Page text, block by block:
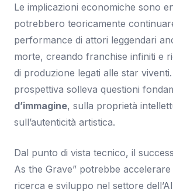
Le implicazioni economiche sono
potrebbero teoricamente
performance di attori leggendari
morte, creando franchise infiniti e
di produzione legati alle star
prospettiva solleva questioni
d’immagine, sulla proprietà
sull’autenticità artistica.
Dal punto di vista tecnico, il
As the Grave” potrebbe accelerare
ricerca e sviluppo nel settore dell’AI